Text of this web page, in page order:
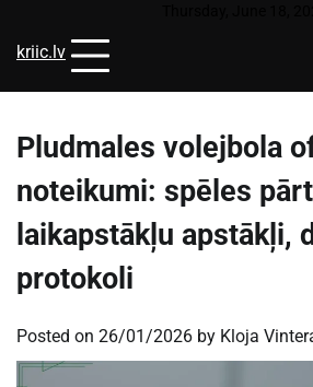
content
kriic.lv
Pludmales volejbola
noteikumi: spēles
laikapstākļu apstākļi,
protokoli
Posted on 26/01/2026 by Kloja